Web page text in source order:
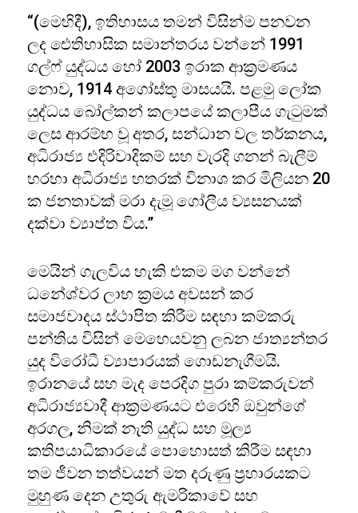
“(මෙහිදී), ඉතිහාසය තමන් විසින්ම පනවන
ලද ඓතිහාසික සමාන්තරය වන්නේ 1991
ගල්ෆ් යුද්ධය හෝ 2003 ඉරාක ආක්‍රමණය
නොව, 1914 අගෝස්තු මාසයයි. පළමු ලෝක
යුද්ධය බෝල්කන් කලාපයේ කලාපීය ගැටුමක්
ලෙස ආරම්භ වූ අතර, සන්ධාන වල තර්කනය,
අධිරාජ්‍ය එදිරිවාදිකම් සහ වැරදි ගනන් බැලීම්
හරහා අධිරාජ්‍ය හතරක් විනාශ කර මිලියන 20
ක ජනතාවක් මරා දැමූ ගෝලීය ව්‍යසනයක්
දක්වා ව්‍යාප්ත විය.”
මෙයින් ගැලවිය හැකි එකම මග වන්නේ
ධනේශ්වර ලාභ ක්‍රමය අවසන් කර
සමාජවාදය ස්ථාපිත කිරීම සඳහා කම්කරු
පන්තිය විසින් මෙහෙයවනු ලබන ජාත්‍යන්තර
යුද විරෝධී ව්‍යාපාරයක් ගොඩනැගීමයි.
ඉරානයේ සහ මැද පෙරදිග පුරා කම්කරුවන්
අධිරාජ්‍යවාදී ආක්‍රමණයට එරෙහි ඔවුන්ගේ
අරගල, නිමක් නැති යුද්ධ සහ මූල්‍ය
කතිපයාධිකාරයේ පොහොසත් කිරීම සඳහා
තම ජීවන තත්වයන් මත දරුණු ප්‍රහාරයකට
මුහුණ දෙන උතුරු ඇමරිකාවේ සහ